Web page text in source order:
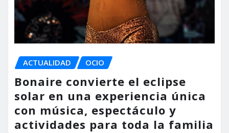
ACTUALIDAD OCIO
Bonaire convierte el eclipse
solar en una experiencia única
con música, espectáculo y
actividades para toda la familia